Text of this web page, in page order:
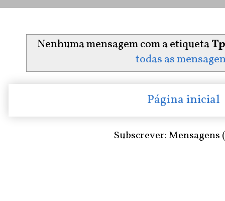
Nenhuma mensagem com a etiqueta
todas as
Página inicial
Subscrever:Mensagens